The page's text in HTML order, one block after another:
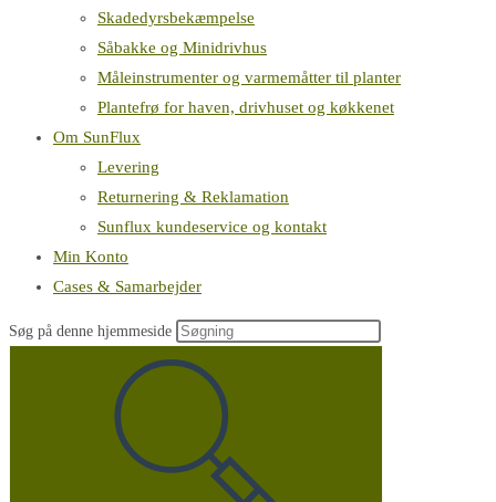
Skadedyrsbekæmpelse
Såbakke og Minidrivhus
Måleinstrumenter og varmemåtter til planter
Plantefrø for haven, drivhuset og køkkenet
Om SunFlux
Levering
Returnering & Reklamation
Sunflux kundeservice og kontakt
Min Konto
Cases & Samarbejder
Søg på denne hjemmeside